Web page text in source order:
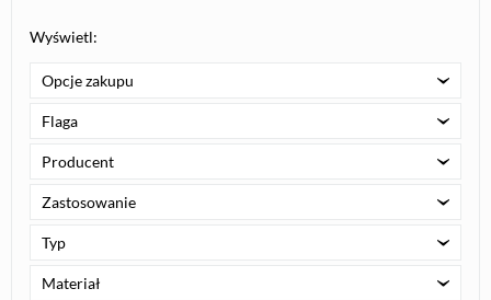
Wyświetl:
Opcje zakupu
Flaga
Producent
Zastosowanie
Typ
Materiał